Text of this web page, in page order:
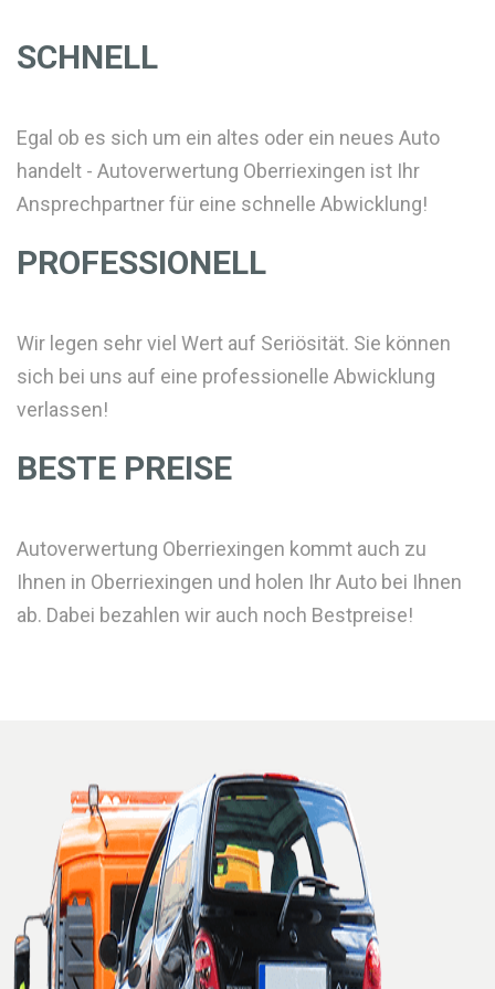
SCHNELL
Egal ob es sich um ein altes oder ein neues Auto
handelt - Autoverwertung Oberriexingen ist Ihr
Ansprechpartner für eine schnelle Abwicklung!
PROFESSIONELL
Wir legen sehr viel Wert auf Seriösität. Sie können
sich bei uns auf eine professionelle Abwicklung
verlassen!
BESTE PREISE
Autoverwertung Oberriexingen kommt auch zu
Ihnen in Oberriexingen und holen Ihr Auto bei Ihnen
ab. Dabei bezahlen wir auch noch Bestpreise!